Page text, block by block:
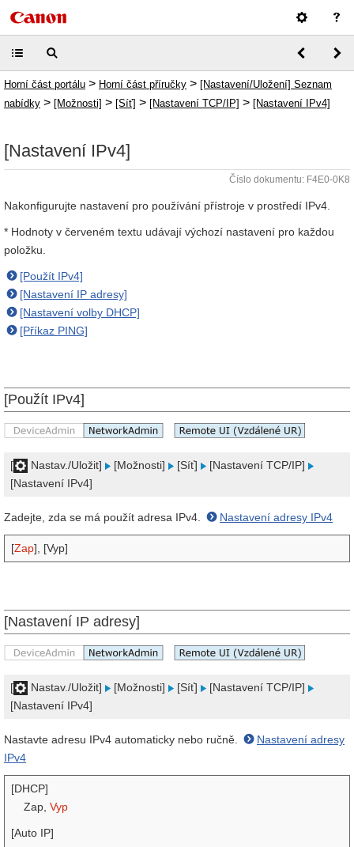
Horní část portálu > Horní část příručky > [Nastavení/Uložení] Seznam
nabídky > [Možnosti] > [Síť] > [Nastavení TCP/IP] > [Nastavení IPv4]
[Nastavení IPv4]
Číslo dokumentu: F4E0-0K8
Nakonfigurujte nastavení pro používání přístroje v prostředí IPv4.
* Hodnoty v červeném textu udávají výchozí nastavení pro každou
položku.
[Použít IPv4]
[Nastavení IP adresy]
[Nastavení volby DHCP]
[Příkaz PING]
[Použít IPv4]
[ Nastav./Uložit] [Možnosti] [Síť]
[Nastavení TCP/IP]
[Nastavení IPv4]
Zadejte, zda se má použít adresa IPv4. Nastavení adresy IPv4
[Zap], [Vyp]
[Nastavení IP adresy]
[ Nastav./Uložit] [Možnosti] [Síť]
[Nastavení TCP/IP]
[Nastavení IPv4]
Nastavte adresu IPv4 automaticky nebo ručně.
Nastavení adresy
IPv4
[DHCP]
Zap, Vyp
[Auto IP]